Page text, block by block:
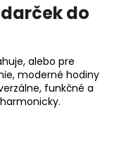
do
alebo pre
moderné hodiny
funkčné a